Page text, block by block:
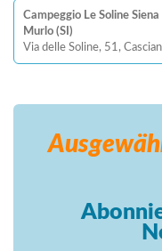
Campeggio Le Soline Siena
Murlo (SI)
Via delle Soline, 51,